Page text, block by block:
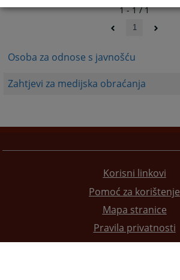
Osoba za odnose s javnošću
Zahtjevi za medijska obraćanja
1 - 1 / 1
1
Korisni linkovi
Pomoć za korištenje
Mapa stranice
Pravila privatnosti